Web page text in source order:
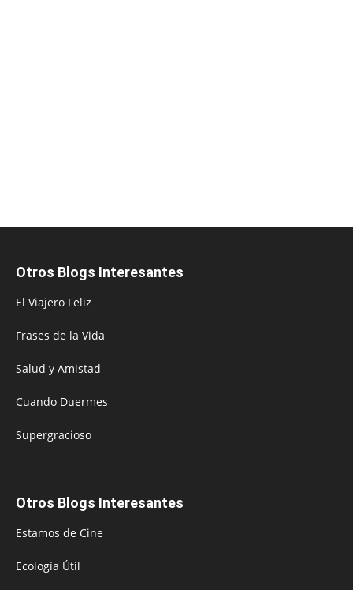
Otros Blogs Interesantes
El Viajero Feliz
Frases de la Vida
Salud y Amistad
Cuando Duermes
Supergracioso
Otros Blogs Interesantes
Estamos de Cine
Ecología Útil